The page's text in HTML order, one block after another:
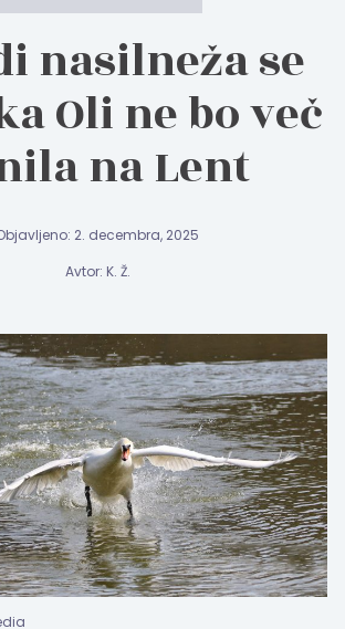
nasilneža se
Oli ne bo več
na Lent
2. decembra, 2025
Avtor: K. Ž.